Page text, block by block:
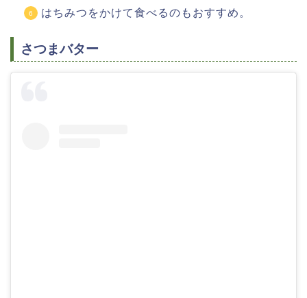
はちみつをかけて食べるのもおすすめ。
さつまバター